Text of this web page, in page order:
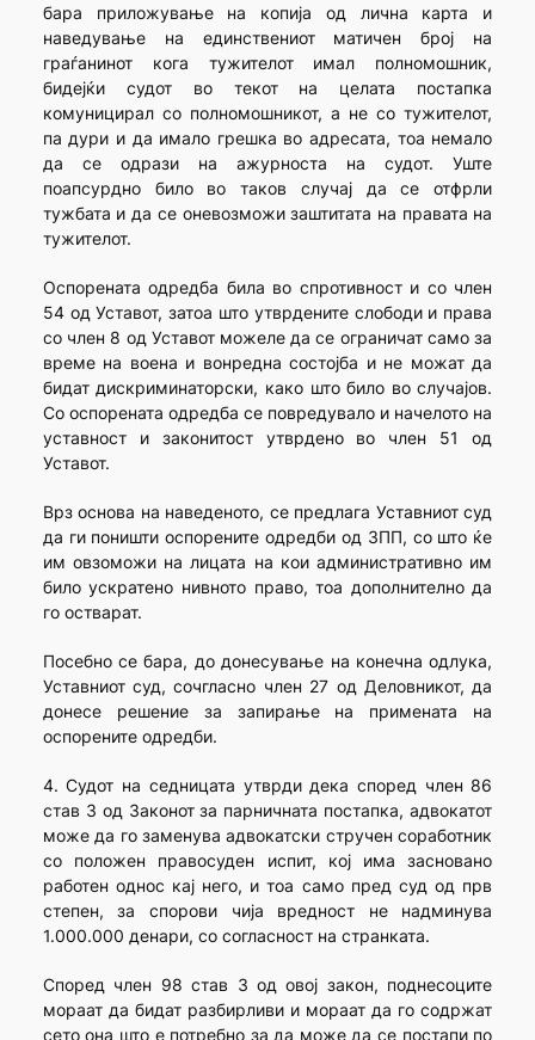
бара приложување на копија од лична карта и
наведување на единствениот матичен број на
граѓанинот кога тужителот имал полномошник,
бидејќи судот во текот на целата постапка
комуницирал со полномошникот, а не со тужителот,
па дури и да имало грешка во адресата, тоа немало
да се одрази на ажурноста на судот. Уште
поапсурдно било во таков случај да се отфрли
тужбата и да се оневозможи заштитата на правата на
тужителот.
Оспорената одредба била во спротивност и со член
54 од Уставот, затоа што утврдените слободи и права
со член 8 од Уставот можеле да се ограничат само за
време на воена и вонредна состојба и не можат да
бидат дискриминаторски, како што било во случајов.
Со оспорената одредба се повредувало и начелото на
уставност и законитост утврдено во член 51 од
Уставот.
Врз основа на наведеното, се предлага Уставниот суд
да ги поништи оспорените одредби од ЗПП, со што ќе
им овзоможи на лицата на кои административно им
било ускратено нивното право, тоа дополнително да
го остварат.
Посебно се бара, до донесување на конечна одлука,
Уставниот суд, сочгласно член 27 од Деловникот, да
донесе решение за запирање на примената на
оспорените одредби.
4. Судот на седницата утврди дека според член 86
став 3 од Законот за парничната постапка, адвокатот
може да го заменува адвокатски стручен соработник
со положен правосуден испит, кој има засновано
работен однос кај него, и тоа само пред суд од прв
степен, за спорови чија вредност не надминува
1.000.000 денари, со согласност на странката.
Според член 98 став 3 од овој закон, поднесоците
мораат да бидат разбирливи и мораат да го содржат
сето она што е потребно за да може да се постапи по